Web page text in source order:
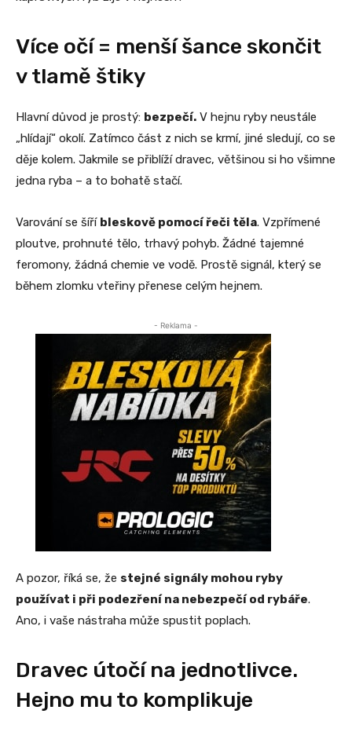
Více očí = menší šance skončit
v tlamě štiky
Hlavní důvod je prostý: bezpečí. V hejnu ryby neustále
„hlídají“ okolí. Zatímco část z nich se krmí, jiné sledují, co se
děje kolem. Jakmile se přiblíží dravec, většinou si ho všimne
jedna ryba – a to bohatě stačí.
Varování se šíří bleskově pomocí řeči těla. Vzpřímené
ploutve, prohnuté tělo, trhavý pohyb. Žádné tajemné
feromony, žádná chemie ve vodě. Prostě signál, který se
během zlomku vteřiny přenese celým hejnem.
- Reklama -
A pozor, říká se, že stejné signály mohou ryby
používat i při podezření na nebezpečí od rybáře.
Ano, i vaše nástraha může spustit poplach.
Dravec útočí na jednotlivce.
Hejno mu to komplikuje